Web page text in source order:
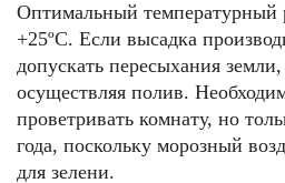
Оптимальный температурный
+25ºС. Если высадка
допускать пересыхания
осуществляя полив.
проветривать комнату, но
года, поскольку морозный
для зелени.